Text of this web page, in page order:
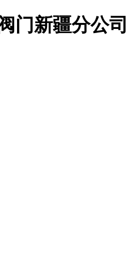
门新疆分公司